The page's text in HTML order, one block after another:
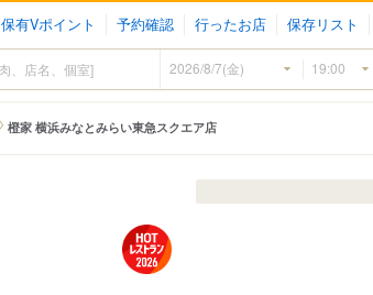
保有Vポイント 予約確認 行ったお店 保存リスト
橙家 横浜みなとみらい東急スクエア店